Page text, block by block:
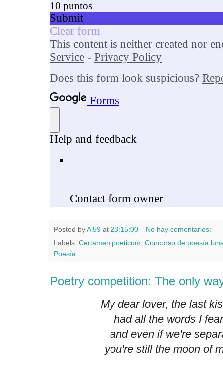
Posted byAl59 at 23:15:00
No hay comentarios:
Labels: Certamen poeticum, Concurso de poesía
Poesía
Poetry competition: The only
My dear lover, the last
had all the words I
and even if we're
you're still the moon of